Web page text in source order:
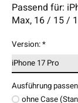
Passend für:
Max, 16 / 15 /
Version:*
Ausführung
ohne Case